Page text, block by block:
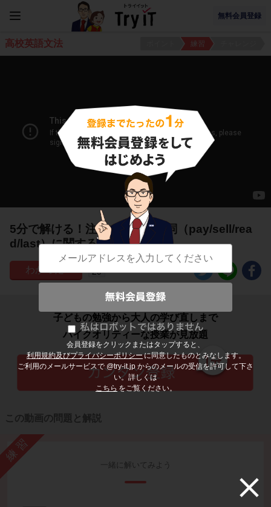
無料会員登録
会員登録をクリックまたはタップすると、
利用規約及びプライバシーポリシーに同意したものとみなします。
ご利用のメールサービスで @try-it.jp からのメールの受信を許可して下さ
い。詳しくは
こちら をご覧ください。
高校英語文法 練習
5分で解ける！注意すべき自動詞（pay/sell/rea
d/last）に関する問題
29
子どもの勉強から大人の学び直しまで
ハイクオリティーな授業が見放題
この動画の問題と解説
練習
一緒に解いてみよう